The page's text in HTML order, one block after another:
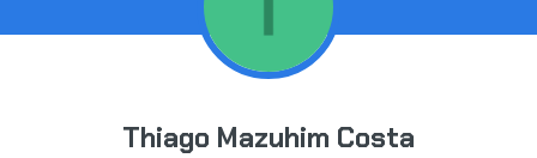
Thiago Mazuhim Costa